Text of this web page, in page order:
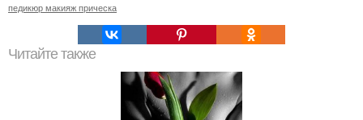
педикюр макияж прическа
Читайте также